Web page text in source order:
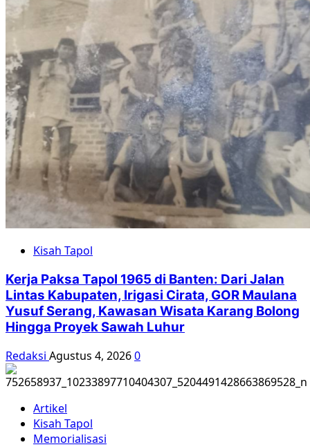
Kisah Tapol
Kerja Paksa Tapol 1965 di Banten: Dari Jalan
Lintas Kabupaten, Irigasi Cirata, GOR Maulana
Yusuf Serang, Kawasan Wisata Karang Bolong
Hingga Proyek Sawah Luhur
Redaksi Agustus 4, 20260
Artikel
Kisah Tapol
Memorialisasi